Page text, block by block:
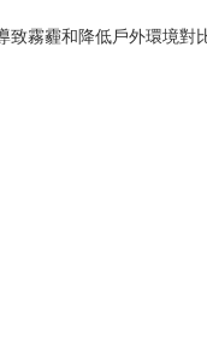
霧霾和降低戶外環境對